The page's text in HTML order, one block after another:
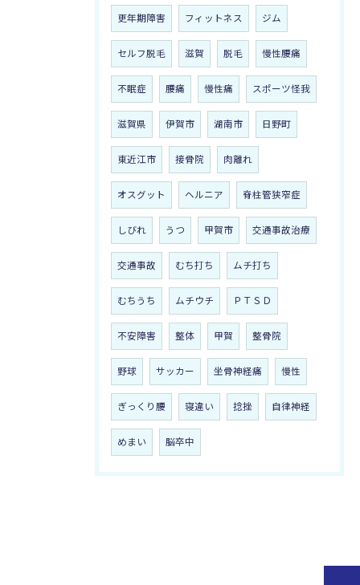
更年期障害 フィットネス ジム
セルフ脱毛 滋賀 脱毛 慢性腰痛
不眠症 腰痛 慢性痛 スポーツ怪我
滋賀県 伊賀市 湖南市 日野町
東近江市 接骨院 肉離れ
オスグット ヘルニア 脊柱管狭窄症
しびれ うつ 甲賀市 交通事故治療
交通事故 むち打ち ムチ打ち
むちうち ムチウチ ＰＴＳＤ
不安障害 整体 甲賀 整骨院
野球 サッカー 坐骨神経痛 慢性
ぎっくり腰 寝違い 捻挫 自律神経
めまい 脳卒中